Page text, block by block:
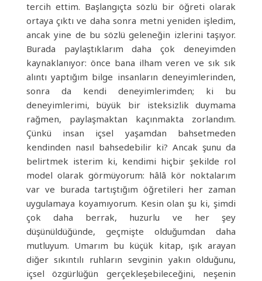
tercih ettim. Başlangıçta sözlü bir öğreti olarak
ortaya çıktı ve daha sonra metni yeniden işledim,
ancak yine de bu sözlü geleneğin izlerini taşıyor.
Burada paylaştıklarım daha çok deneyimden
kaynaklanıyor: önce bana ilham veren ve sık sık
alıntı yaptığım bilge insanların deneyimlerinden,
sonra da kendi deneyimlerimden; ki bu
deneyimlerimi, büyük bir isteksizlik duymama
rağmen, paylaşmaktan kaçınmakta zorlandım.
Çünkü insan içsel yaşamdan bahsetmeden
kendinden nasıl bahsedebilir ki? Ancak şunu da
belirtmek isterim ki, kendimi hiçbir şekilde rol
model olarak görmüyorum: hâlâ kör noktalarım
var ve burada tartıştığım öğretileri her zaman
uygulamaya koyamıyorum. Kesin olan şu ki, şimdi
çok daha berrak, huzurlu ve her şey
düşünüldüğünde, geçmişte olduğumdan daha
mutluyum. Umarım bu küçük kitap, ışık arayan
diğer sıkıntılı ruhların sevginin yakın olduğunu,
içsel özgürlüğün gerçekleşebileceğini, neşenin